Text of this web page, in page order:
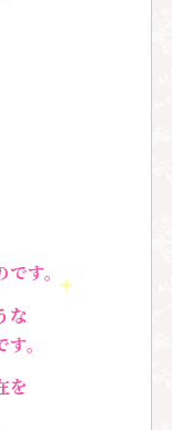
す。
な
。
を